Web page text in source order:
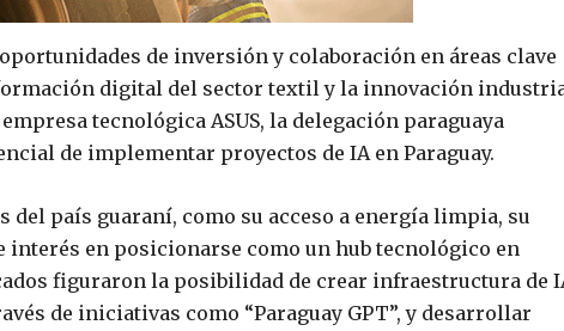
de inversión y colaboración en áreas clave
digital del sector textil y la innovación
tecnológica ASUS, la delegación paraguaya
de implementar proyectos de IA en Paraguay.
país guaraní, como su acceso a energía limpia, su
en posicionarse como un hub tecnológico en
figuraron la posibilidad de crear infraestructura de
de iniciativas como “Paraguay GPT”, y desarrollar